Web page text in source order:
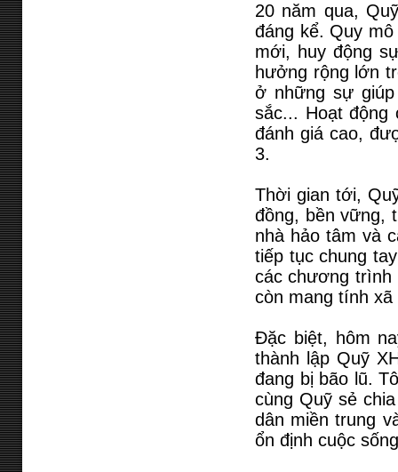
20 năm qua,
đáng kể. Quy
mới, huy động
hưởng rộng lớn
ở những sự
sắc... Hoạt động
đánh giá cao,
3.
Thời gian tới,
đồng, bền vững,
nhà hảo tâm và
tiếp tục chung
các chương trình
còn mang tính
Đặc biệt, hôm
thành lập Quỹ
đang bị bão lũ.
cùng Quỹ sẻ
dân miền trung
ổn định cuộc